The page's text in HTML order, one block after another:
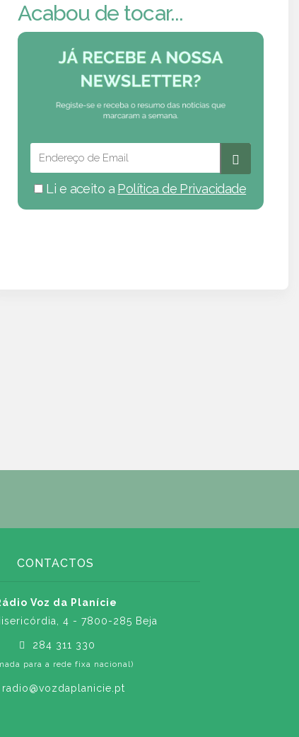
Acabou de tocar...
Li e aceito a Política de Privacidade
CONTACTOS
Voz da Planície
4 - 7800-285 Beja
284 311 330
para a rede fixa nacional)
radio@vozdaplanicie.pt